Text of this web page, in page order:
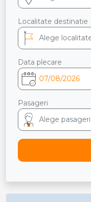
Localitate destinatie
Data plecare
Pasageri